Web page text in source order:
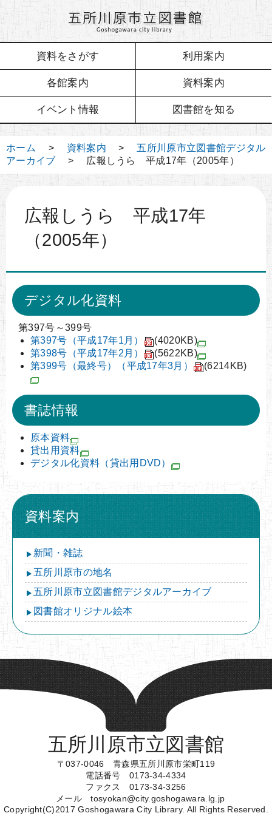
資料をさがす 利用案内
各館案内 資料案内
イベント情報 図書館を知る
ホーム > 資料案内 > 五所川原市立図書館デジタル
アーカイブ > 広報しうら 平成17年（2005年）
広報しうら 平成17年
（2005年）
デジタル化資料
第397号～399号
第397号（平成17年1月）
(4020KB)
第398号（平成17年2月）
(5622KB)
第399号（最終号）（平成17年3月）
(6214KB)
書誌情報
原本資料
貸出用資料
デジタル化資料（貸出用DVD）
資料案内
新聞・雑誌
五所川原市の地名
五所川原市立図書館デジタルアーカイブ
図書館オリジナル絵本
五所川原市立図書館
〒037-0046 青森県五所川原市栄町119
電話番号 0173-34-4334
ファクス 0173-34-3256
メール tosyokan@city.goshogawara.lg.jp
Copyright(C)2017 Goshogawara City Library. All Rights Reserved.